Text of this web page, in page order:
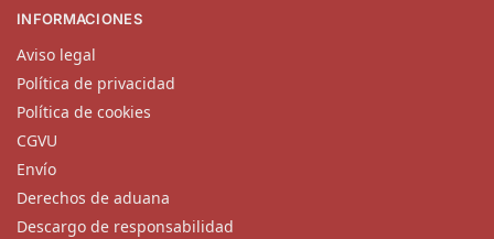
INFORMACIONES
Aviso legal
Política de privacidad
Política de cookies
CGVU
Envío
Derechos de aduana
Descargo de responsabilidad